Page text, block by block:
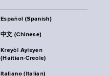
Español (Spanish)
中文 (Chinese)
Kreyòl Ayisyen
(Haitian-Creole)
Italiano (Italian)